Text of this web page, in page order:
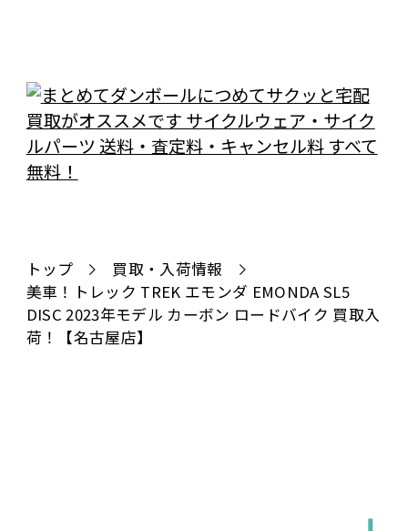
トップ
買取・入荷情報
美車！トレック TREK エモンダ EMONDA SL5
DISC 2023年モデル カーボン ロードバイク 買取入
荷！【名古屋店】